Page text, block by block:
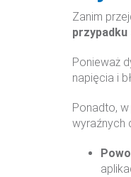
Zanim
przypadku
Ponieważ
napięcia i
Ponadto,
wyraźnych